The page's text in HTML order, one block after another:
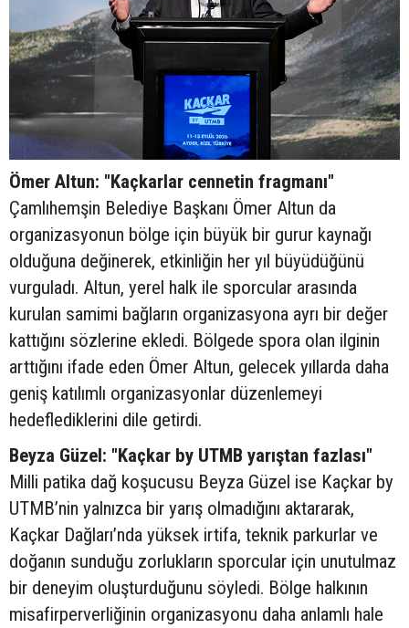
Ömer Altun: "Kaçkarlar cennetin fragmanı"
Çamlıhemşin Belediye Başkanı Ömer Altun da
organizasyonun bölge için büyük bir gurur kaynağı
olduğuna değinerek, etkinliğin her yıl büyüdüğünü
vurguladı. Altun, yerel halk ile sporcular arasında
kurulan samimi bağların organizasyona ayrı bir değer
kattığını sözlerine ekledi. Bölgede spora olan ilginin
arttığını ifade eden Ömer Altun, gelecek yıllarda daha
geniş katılımlı organizasyonlar düzenlemeyi
hedeflediklerini dile getirdi.
Beyza Güzel: "Kaçkar by UTMB yarıştan fazlası"
Milli patika dağ koşucusu Beyza Güzel ise Kaçkar by
UTMB’nin yalnızca bir yarış olmadığını aktararak,
Kaçkar Dağları’nda yüksek irtifa, teknik parkurlar ve
doğanın sunduğu zorlukların sporcular için unutulmaz
bir deneyim oluşturduğunu söyledi. Bölge halkının
misafirperverliğinin organizasyonu daha anlamlı hale